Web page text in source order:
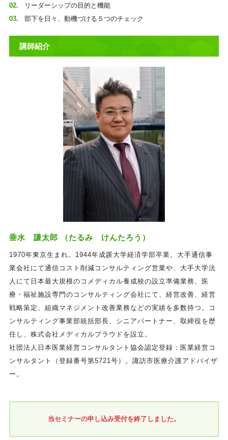
リーダーシップの目的と機能
部下を日々、動機づける５つのチェック
講師紹介
垂水 謙太郎 （たるみ けんたろう）
1970年東京生まれ。1944年成蹊大学経済学部卒業。大手通信事
業会社にて通信コスト削減コンサルティング営業や、大手大学法
人にて日本最大規模のコメディカル養成校の設立準備業務、医
療・福祉施設専門のコンサルティング会社にて、経営改善、経営
戦略策定、組織マネジメント改善業務などの実績を多数持つ。コ
ンサルティング事業部統括部長、シニアパートナー、取締役を歴
任し、株式会社メディカルプラウドを設立。
社団法人日本医業経営コンサルタント協会認定登録：医業経営コ
ンサルタント（登録番号第5721号）。諏訪市医療介護アドバイザ
ー。
当セミナーの申し込み受付を終了しました。